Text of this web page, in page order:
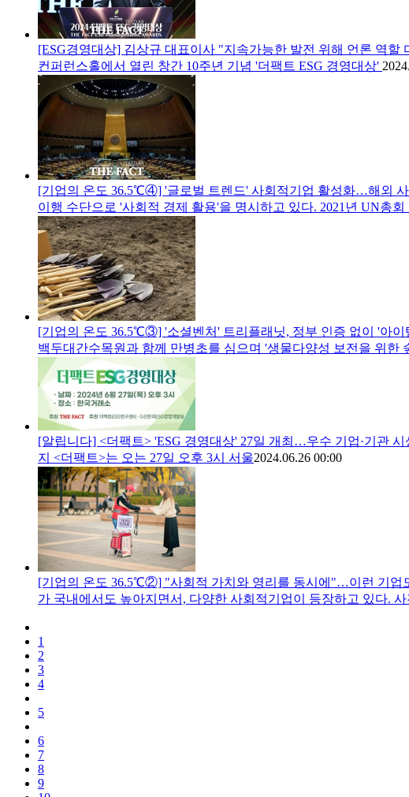
[ESG경영대상] 김상규 대표이사 "지속가능한 발전 위해 언론 역할
컨퍼런스홀에서 열린 창간 10주년 기념 '더팩트 ESG 경영대상'
[기업의 온도 36.5℃④] '글로벌 트렌드' 사회적기업 활성화…해외 사
이행 수단으로 '사회적 경제 활용'을 명시하고 있다. 2021년 UN총회
[기업의 온도 36.5℃③] '소셜벤처' 트리플래닛, 정부 인증 없이 '아이
백두대간수목원과 함께 만병초를 심으며 '생물다양성 보전을 위한
[알립니다] <더팩트> 'ESG 경영대상' 27일 개최…우수 기업·기관 시
지 <더팩트>는 오는 27일 오후 3시 서울2024.06.26 00:00
[기업의 온도 36.5℃②] "사회적 가치와 영리를 동시에"…이런 기업
가 국내에서도 높아지면서, 다양한 사회적기업이 등장하고 있다. 사
1
2
3
4
5
6
7
8
9